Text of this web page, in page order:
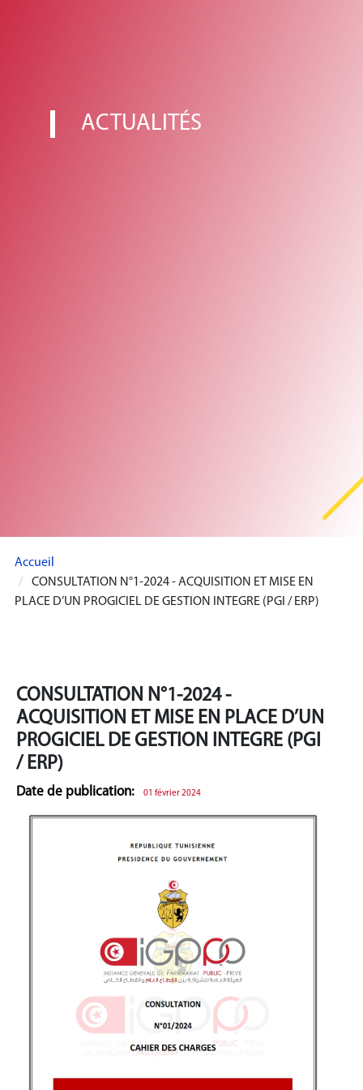
ACTUALITÉS
Accueil
CONSULTATION N°1-2024 - ACQUISITION ET MISE EN
PLACE D’UN PROGICIEL DE GESTION INTEGRE (PGI / ERP)
CONSULTATION N°1-2024 -
ACQUISITION ET MISE EN PLACE D’UN
PROGICIEL DE GESTION INTEGRE (PGI
/ ERP)
Date de publication: 01 février 2024